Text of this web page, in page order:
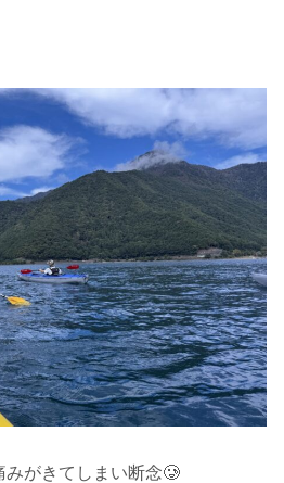
みがきてしまい断念🥲